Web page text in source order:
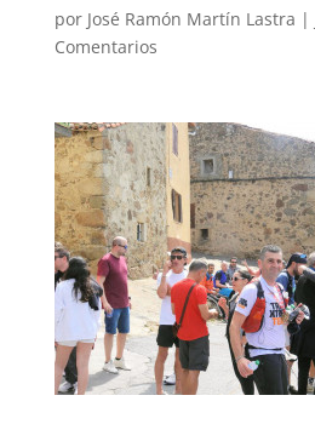
por José Ramón Martín Lastra |
Comentarios